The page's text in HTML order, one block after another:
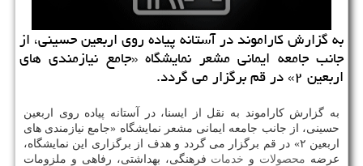
به گزارش كاراموند در آستانه پیاده روی اربعین حسینی، از
جانب جامعه ایمانی مشعر نمایشگاه «جامع نیازمندی های
اربعین ۲» در قم برگزار می گردد.
به گزارش كاراموند به نقل از ایسنا، در آستانه پیاده روی اربعین
حسینی، از جانب جامعه ایمانی مشعر نمایشگاه «جامع نیازمندی های
اربعین ۲» در قم برگزار می گردد و هدف از برگزاری این نمایشگاه،
عرضه محصولات و خدمات فرهنگی، بهداشتی، رفاهی و ملزومات